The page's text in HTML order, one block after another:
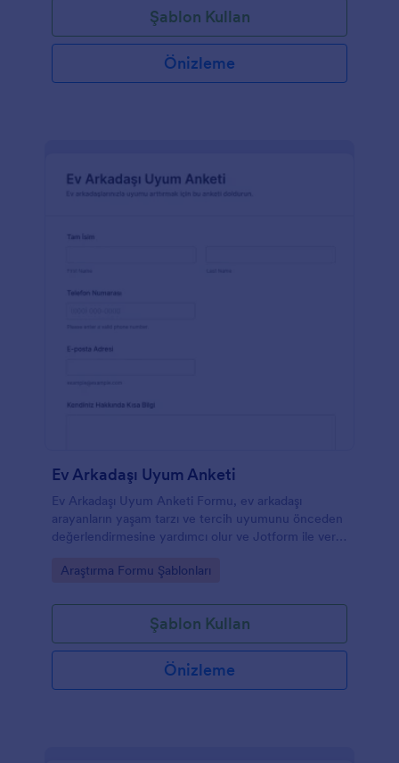
Şablon Kullan
Önizleme
Ev Arkadaşı Uyum Anketi
Ev Arkadaşı Uyum Anketi Formu, ev arkadaşı
arayanların yaşam tarzı ve tercih uyumunu önceden
değerlendirmesine yardımcı olur ve Jotform ile veri
Go to Category:
Araştırma Formu Şablonları
Şablon Kullan
Önizleme